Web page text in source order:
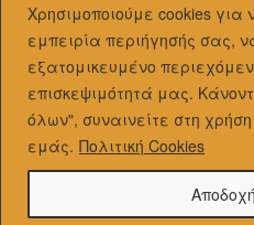
Χρησιμοποιούμε cookies για
εμπειρία περιήγησής σας,
εξατομικευμένo
επισκεψιμότητά μας.
όλων", συναινείτε στη
εμάς. Πολιτική Cookies